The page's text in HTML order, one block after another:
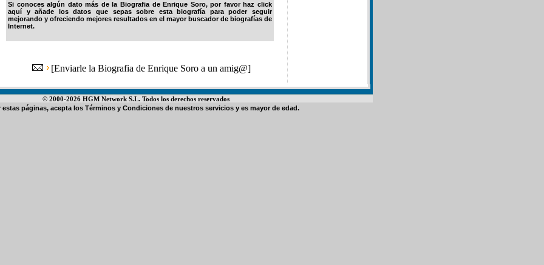
Si conoces algún dato más de la Biografia de Enrique Soro, por favor haz click
aquí y añade los datos que sepas sobre esta biografía para poder seguir
mejorando y ofreciendo mejores resultados en el mayor buscador de biografías de
Internet.
[Enviarle la Biografia de Enrique Soro a un amig@]
© 2000-2026 HGM Network S.L. Todos los derechos reservados
estas páginas, acepta los Términos y Condiciones de nuestros servicios y es mayor de edad.